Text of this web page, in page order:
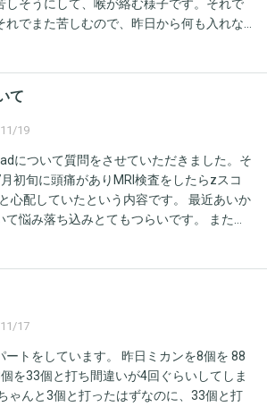
しそうにして、喉が絡む様子です。それで
れでまた苦しむので、昨日から何も入れな
穏やかにしています。 在宅の先生とも相談
のは危険でしょうか？ 何もせずにただひ
のが辛いですが、本人はそんなに苦しくな
て
19
について質問をさせていただきました。そ
初旬に頭痛がありMRI検査をしたらzスコ
していたという内容です。 最近あいか
み落ち込みとてもつらいです。 また以
ましたが 鍵を閉めたか記憶があいまいに
ることなのでしょうか？私は31歳です。
昧なることは認知症の症状ですか？ 診断を
戻るような気もしますが慢性的な認知症に
ストレスがなくならず実際はどうなのかは
17
ートをしています。 昨日ミカンを8個を 88
を33個と打ち間違いが4回ぐらいしてしま
ゃんと3個と打ったはずなのに、33個と打